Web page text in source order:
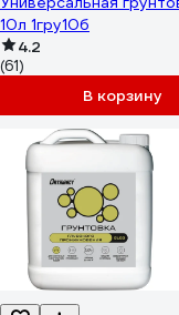
10л 1гру10б
4.2
(61)
В корзину